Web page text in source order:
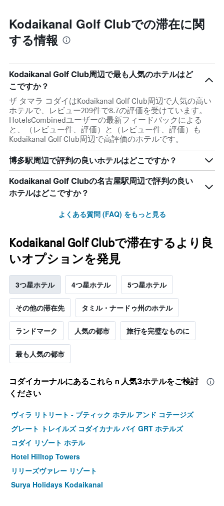
Kodaikanal Golf Clubでの滞在に関
する情報
Kodaikanal Golf Club周辺で最も人気のホテルはど
こですか？
ザ タマラ コダイはKodaikanal Golf Club周辺で人気の高い
ホテルで、レビュー209件で8.7の評価を受けています。
HotelsCombinedユーザーの最新フィードバックによる
と、（レビュー件、評価）と（レビュー件、評価）も
Kodaikanal Golf Club周辺で高評価のホテルです。
博多駅周辺で評判の良いホテルはどこですか？
Kodaikanal Golf Clubの名古屋駅周辺で評判の良い
ホテルはどこですか？
よくある質問 (FAQ) をもっと見る
Kodaikanal Golf Clubで滞在するより良
いオプションを発見
3つ星ホテル 4つ星ホテル 5つ星ホテル
その他の滞在先 タミル・ナードゥ州のホテル
ランドマーク 人気の都市 旅行を完璧なものに
最も人気の都市
コダイカーナル​にあるこれらｎ人気3ホテルをご検討
ください
ヴィラ リトリート - ブティック ホテル アンド コテージズ
グレート トレイルズ コダイカナル バイ GRT ホテルズ
コダイ リゾート ホテル
Hotel Hilltop Towers
リリーズヴァレー リゾート
Surya Holidays Kodaikanal